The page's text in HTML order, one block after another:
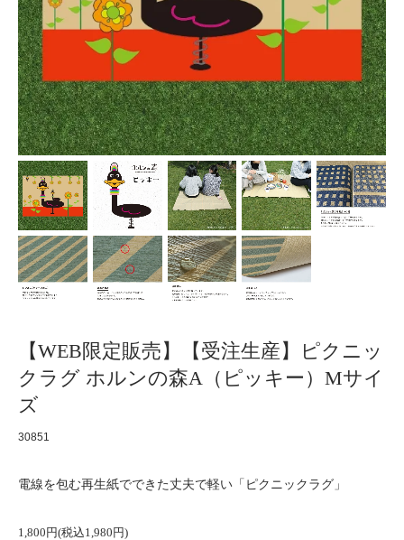
【WEB限定販売】【受注生産】ピクニッ
クラグ ホルンの森A（ピッキー）Mサイ
ズ
30851
電線を包む再生紙でできた丈夫で軽い「ピクニックラグ」
1,800円(税込1,980円)